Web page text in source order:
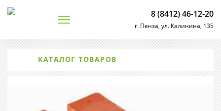
8 (8412) 46-12-20
г. Пенза, ул. Калинина, 135
КАТАЛОГ ТОВАРОВ